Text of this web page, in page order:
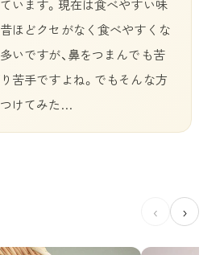
います。現在は食べやすい味
ほどクセがなく食べやすくな
いですが、鼻をつまんでも苦
苦手ですよね。でもそんな方
けてみた…
‹ ›